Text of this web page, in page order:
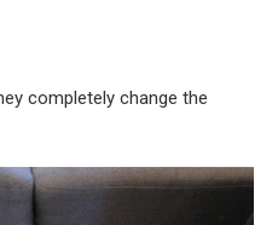
completely change the